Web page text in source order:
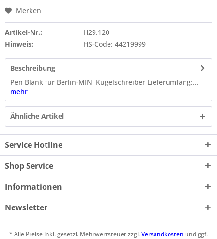
Merken
Artikel-Nr.:
H29.120
Hinweis:
HS-Code: 44219999
Beschreibung
Pen Blank für Berlin-MINI Kugelschreiber Lieferumfang:...
mehr
Ähnliche Artikel
Service Hotline
Shop Service
Informationen
Newsletter
* Alle Preise inkl. gesetzl. Mehrwertsteuer zzgl.Versandkosten und ggf.